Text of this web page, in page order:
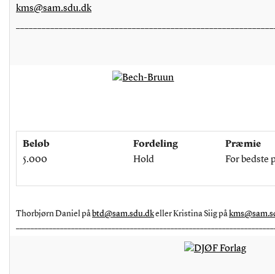
kms@sam.sdu.dk
Beløb
5.000
Fordeling
Hold
Præmie
For bedste
Thorbjørn Daniel på btd@sam.sdu.dkeller Kristina Siig på